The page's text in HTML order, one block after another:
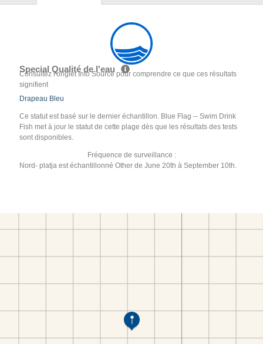
Special Qualité de l'eau
Consultez l'onglet Info Source pour comprendre ce que ces résultats
signifient
Drapeau Bleu
Ce statut est basé sur le dernier échantillon. Blue Flag -- Swim Drink
Fish met à jour le statut de cette plage dès que les résultats des tests
sont disponibles.
Fréquence de surveillance :
Nord- platja est échantillonné Other de June 20th à September 10th.